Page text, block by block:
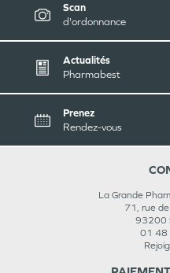
Scan
d'ordonnance
Actualités
Pharmabest
Prenez
Rendez-vous
La Grande
71, rue
93200
01 48